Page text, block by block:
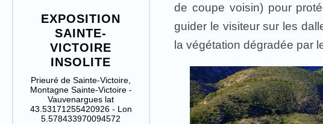
de coupe voisin) pour
guider le visiteur sur les
la végétation dégradée par
EXPOSITION
SAINTE-
VICTOIRE
INSOLITE
Prieuré de Sainte-Victoire,
Montagne Sainte-Victoire -
Vauvenargues lat
43.53171255420926 - Lon
5.578433970094572